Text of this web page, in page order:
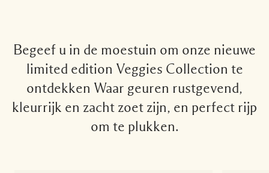
Begeef u in de moestuin om onze nieuwe
limited edition Veggies Collection te
ontdekken Waar geuren rustgevend,
kleurrijk en zacht zoet zijn, en perfect rijp
om te plukken.